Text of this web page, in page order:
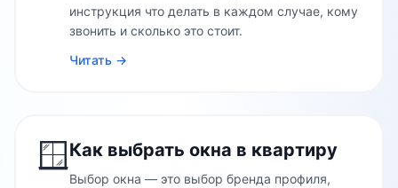
инструкция что делать в каждом случае, кому
звонить и сколько это стоит.
Читать →
🪟 Как выбрать окна в квартиру
Выбор окна — это выбор бренда профиля,